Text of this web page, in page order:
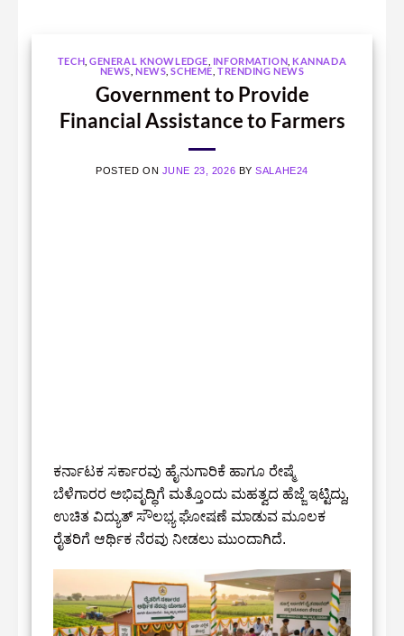
TECH ,GENERAL KNOWLEDGE INFORMATION ,KANNADA
NEWS ,NEWS ,SCHEME TRENDING NEWS
Government to Provide
Financial Assistance to Farmers
POSTED ON JUNE 23, 2026 BYSALAHE24
ಕರ್ನಾಟಕ ಸರ್ಕಾರವು ಹೈನುಗಾರಿಕೆ ಹಾಗೂ ರೇಷ್ಮೆ
ಬೆಳೆಗಾರರ ಅಭಿವೃದ್ಧಿಗೆ ಮತ್ತೊಂದು ಮಹತ್ವದ ಹೆಜ್ಜೆ ಇಟ್ಟಿದ್ದು,
ಉಚಿತ ವಿದ್ಯುತ್ ಸೌಲಭ್ಯ ಘೋಷಣೆ ಮಾಡುವ ಮೂಲಕ
ರೈತರಿಗೆ ಆರ್ಥಿಕ ನೆರವು ನೀಡಲು ಮುಂದಾಗಿದೆ.